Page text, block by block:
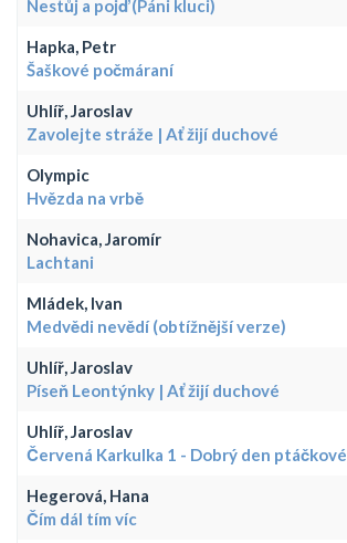
Nestůj a pojď (Páni kluci)
Hapka, Petr
Šaškové počmáraní
Uhlíř, Jaroslav
Zavolejte stráže | Ať žijí duchové
Olympic
Hvězda na vrbě
Nohavica, Jaromír
Lachtani
Mládek, Ivan
Medvědi nevědí (obtížnější verze)
Uhlíř, Jaroslav
Píseň Leontýnky | Ať žijí duchové
Uhlíř, Jaroslav
Červená Karkulka 1 - Dobrý den ptáčkové
Hegerová, Hana
Čím dál tím víc